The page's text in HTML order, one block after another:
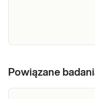
test
przyszłej
Powiązane